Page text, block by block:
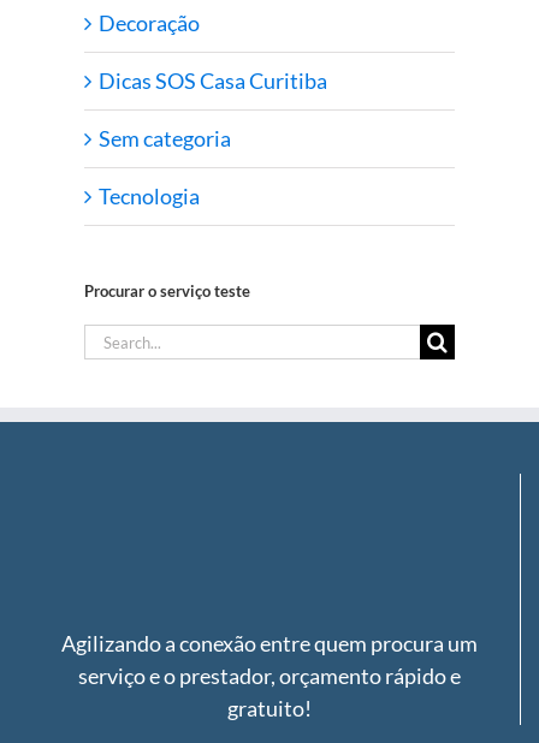
Decoração
Dicas SOS Casa Curitiba
Sem categoria
Tecnologia
Procurar o serviço teste
Search
Agilizando a conexão entre quem procura um
serviço e o prestador, orçamento rápido e
gratuito!